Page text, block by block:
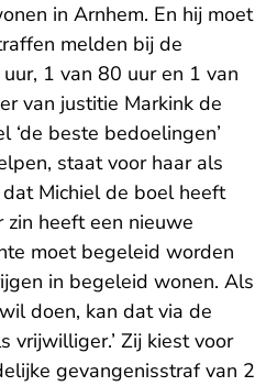
in Arnhem. En hij moet
melden bij de
1 van 80 uur en 1 van
van justitie Markink de
‘de beste bedoelingen’
staat voor haar als
Michiel de boel heeft
heeft een nieuwe
moet begeleid worden
in begeleid wonen. Als
doen, kan dat via de
vrijwilliger.’ Zij kiest voor
gevangenisstraf van 2